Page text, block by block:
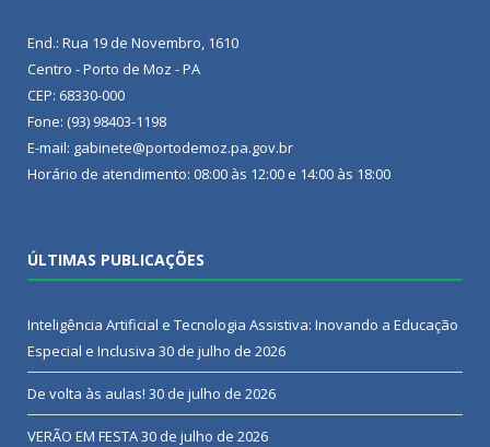
End.: Rua 19 de Novembro, 1610
Centro - Porto de Moz - PA
CEP: 68330-000
Fone: (93) 98403-1198
E-mail: gabinete@portodemoz.pa.gov.br
Horário de atendimento: 08:00 às 12:00 e 14:00 às 18:00
ÚLTIMAS PUBLICAÇÕES
Inteligência Artificial e Tecnologia Assistiva: Inovando a Educação
Especial e Inclusiva 30 de julho de 2026
De volta às aulas! 30 de julho de 2026
VERÃO EM FESTA30 de julho de 2026